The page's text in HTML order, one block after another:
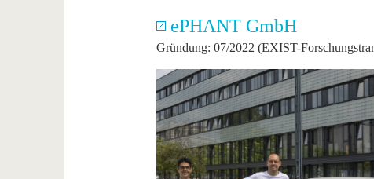
ePHANT GmbH
Gründung: 07/2022 (EXIST-